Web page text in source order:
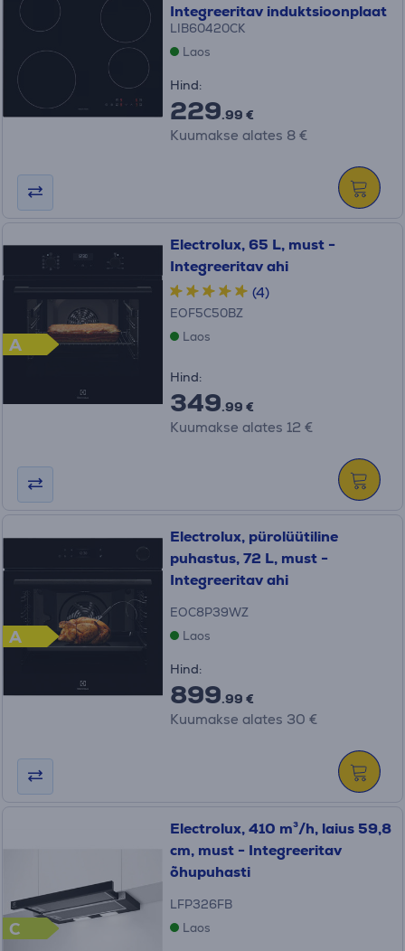
Integreeritav induktsioonplaat
LIB60420CK
Laos
Hind:
229.99 €
Kuumakse alates 8 €
A
Electrolux, 65 L, must -
Integreeritav ahi
(4)
EOF5C50BZ
Laos
Hind:
349.99 €
Kuumakse alates 12 €
A
Electrolux, pürolüütiline
puhastus, 72 L, must -
Integreeritav ahi
EOC8P39WZ
Laos
Hind:
899.99 €
Kuumakse alates 30 €
C
Electrolux, 410 m³/h, laius 59,8
cm, must - Integreeritav
õhupuhasti
LFP326FB
Laos